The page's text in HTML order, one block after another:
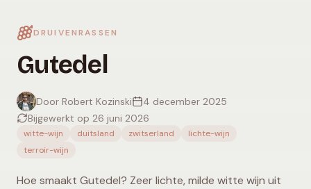
DRUIVENRASSEN
Gutedel
Door Robert Kozinski
4 december 2025
Bijgewerkt op 26 juni 2026
witte-wijn duitsland zwitserland
lichte-wijn
terroir-wijn
Hoe smaakt Gutedel? Zeer lichte, milde witte wijn uit